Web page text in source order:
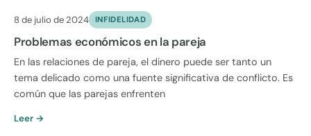
8 de julio de 2024 INFIDELIDAD
Problemas económicos en la pareja
En las relaciones de pareja, el dinero puede ser tanto un
tema delicado como una fuente significativa de conflicto. Es
común que las parejas enfrenten
Leer →